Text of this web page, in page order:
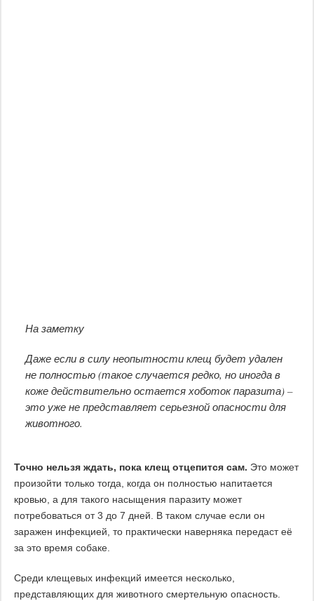
На заметку
Даже если в силу неопытности клещ будет удален
не полностью (такое случается редко, но иногда в
коже действительно остается хоботок паразита) –
это уже не представляет серьезной опасности для
животного.
Точно нельзя ждать, пока клещ отцепится сам. Это может
произойти только тогда, когда он полностью напитается
кровью, а для такого насыщения паразиту может
потребоваться от 3 до 7 дней. В таком случае если он
заражен инфекцией, то практически наверняка передаст её
за это время собаке.
Среди клещевых инфекций имеется несколько,
представляющих для животного смертельную опасность.